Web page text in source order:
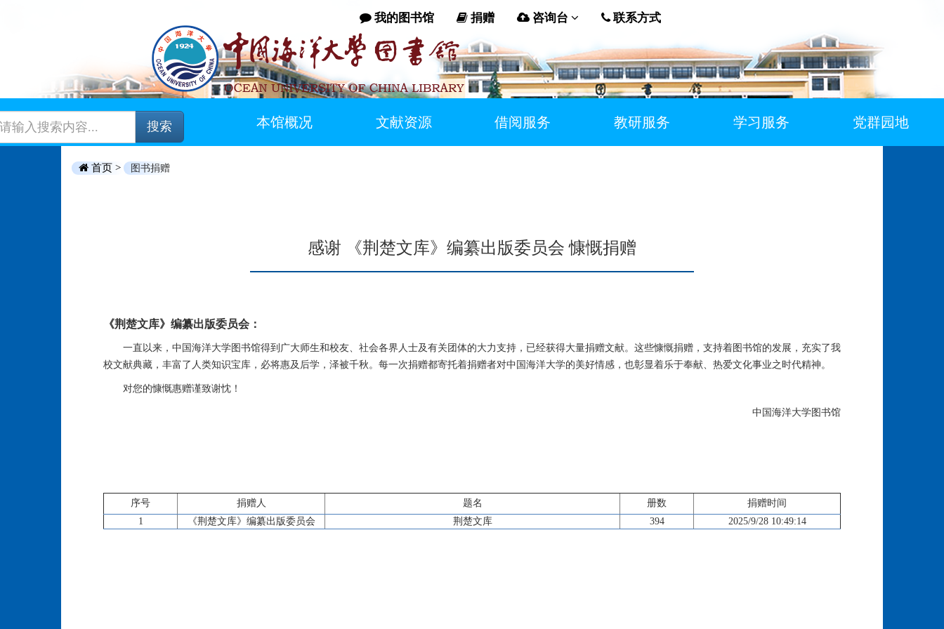
我的图书馆 捐赠 咨询台 联系方式
搜索 本馆概况 文献资源 借阅服务 教研服务 学习服务 党群园地
首页 > 图书捐赠
感谢 《荆楚文库》编纂出版委员会 慷慨捐赠
《荆楚文库》编纂出版委员会：
一直以来，中国海洋大学图书馆得到广大师生和校友、社会各界人士及有关团体的大力支持，已经获得大量捐赠文献。这些慷慨捐赠，支持着图书馆的发展，充实了我
校文献典藏，丰富了人类知识宝库，必将惠及后学，泽被千秋。每一次捐赠都寄托着捐赠者对中国海洋大学的美好情感，也彰显着乐于奉献、热爱文化事业之时代精神。
对您的慷慨惠赠谨致谢忱！
中国海洋大学图书馆
序号 捐赠人 题名 册数
捐赠时间
1
《荆楚文库》编纂出版委员会 荆楚文库 394 2025/9/28 10:49:14